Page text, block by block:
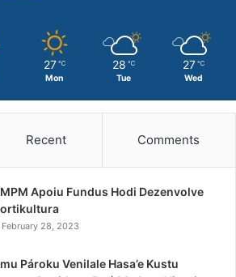
27 ℃
Mon
28 ℃
Tue
27 ℃
Wed
Recent Comments
Apoiu Fundus Hodi Dezenvolve
February 28, 2023
Pároku Venilale Hasa’e Kustu